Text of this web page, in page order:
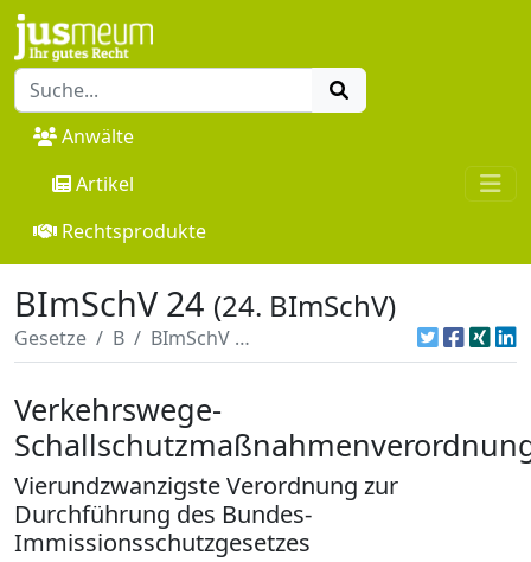
Anwälte
Artikel
Rechtsprodukte
BImSchV 24 (24. BImSchV)
Gesetze B BImSchV 24
Verkehrswege-
Vierundzwanzigste Verordnung zur
Durchführung des Bundes-
Immissionsschutzgesetzes